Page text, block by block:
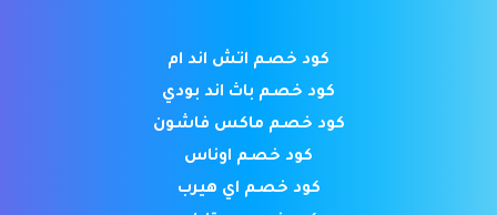
كود خصم اتش اند ام
كود خصم باث اند بودي
كود خصم ماكس فاشون
كود خصم اوناس
كود خصم اي هيرب